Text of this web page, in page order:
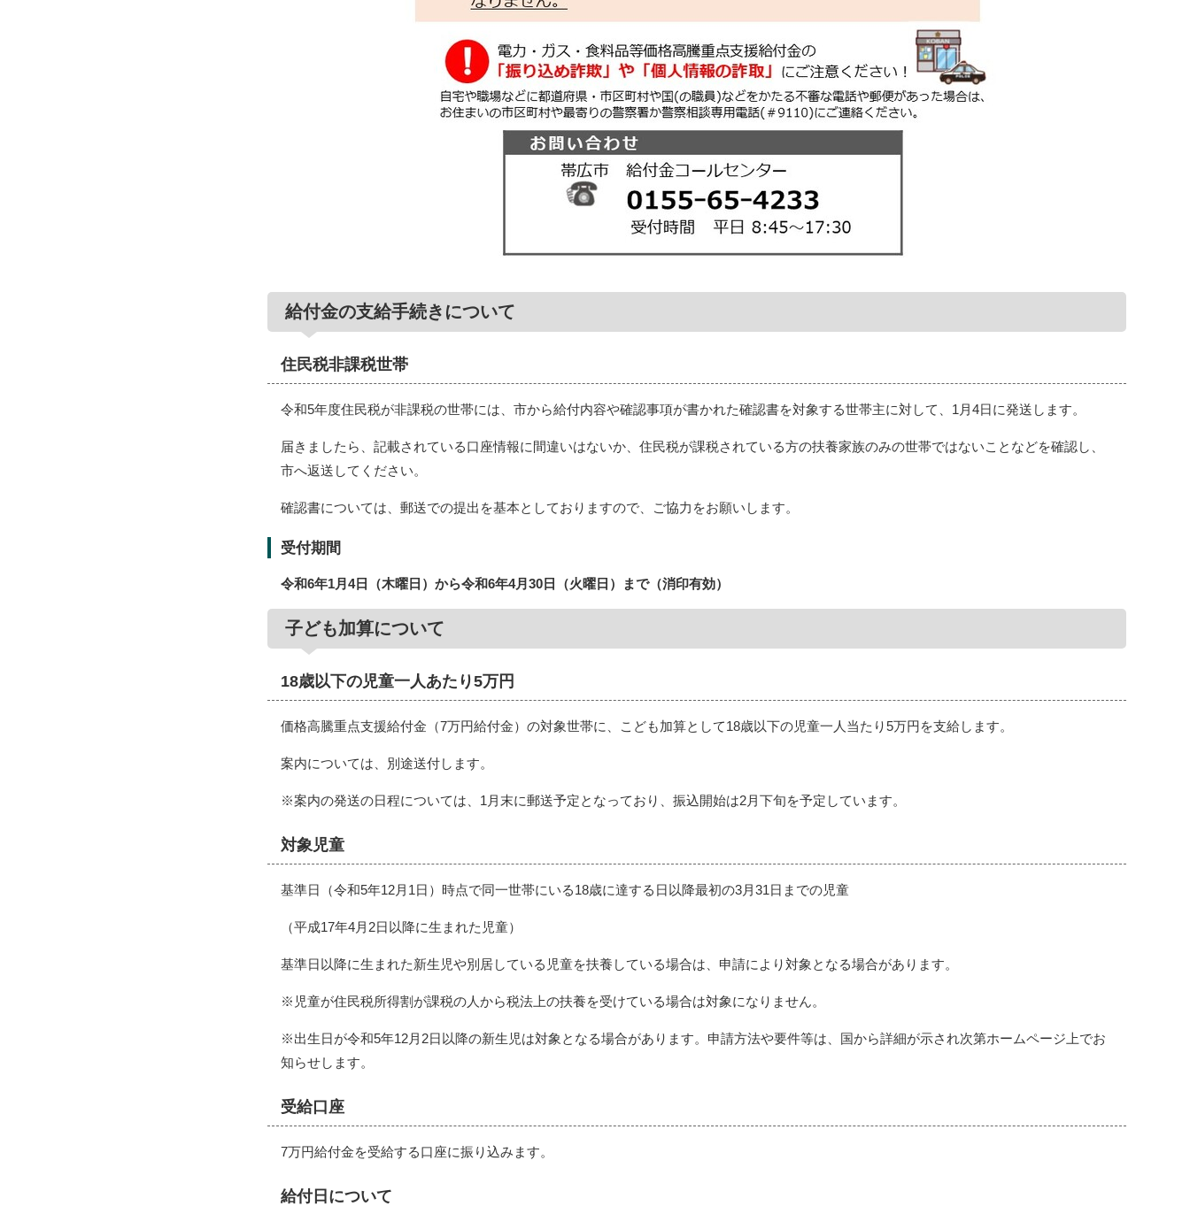
給付金の支給手続きについて
住民税非課税世帯
令和5年度住民税が非課税の世帯には、市から給付内容や確認事項が書かれた確認書を対象する世帯主に対して、1月4日に発送します。
届きましたら、記載されている口座情報に間違いはないか、住民税が課税されている方の扶養家族のみの世帯ではないことなどを確認し、
市へ返送してください。
確認書については、郵送での提出を基本としておりますので、ご協力をお願いします。
受付期間
令和6年1月4日（木曜日）から令和6年4月30日（火曜日）まで（消印有効）
子ども加算について
18歳以下の児童一人あたり5万円
価格高騰重点支援給付金（7万円給付金）の対象世帯に、こども加算として18歳以下の児童一人当たり5万円を支給します。
案内については、別途送付します。
※案内の発送の日程については、1月末に郵送予定となっており、振込開始は2月下旬を予定しています。
対象児童
基準日（令和5年12月1日）時点で同一世帯にいる18歳に達する日以降最初の3月31日までの児童
（平成17年4月2日以降に生まれた児童）
基準日以降に生まれた新生児や別居している児童を扶養している場合は、申請により対象となる場合があります。
※児童が住民税所得割が課税の人から税法上の扶養を受けている場合は対象になりません。
※出生日が令和5年12月2日以降の新生児は対象となる場合があります。申請方法や要件等は、国から詳細が示され次第ホームページ上でお
知らせします。
受給口座
7万円給付金を受給する口座に振り込みます。
給付日について